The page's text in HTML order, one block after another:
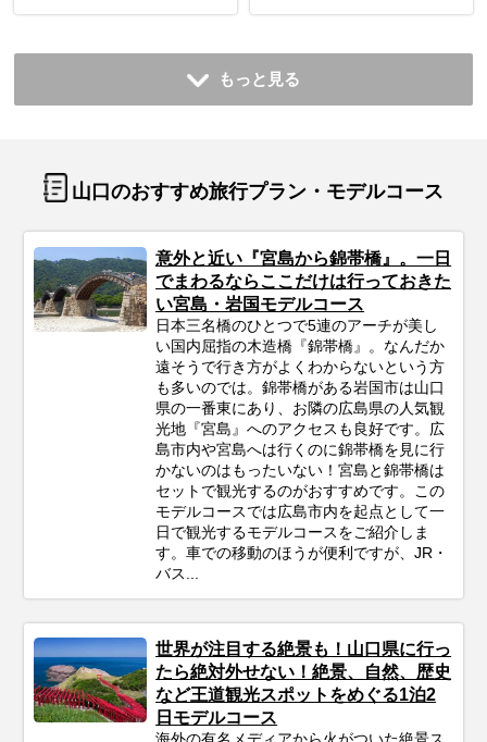
もっと見る
山口のおすすめ旅行プラン・モデルコース
意外と近い『宮島から錦帯橋』。一日
でまわるならここだけは行っておきた
い宮島・岩国モデルコース
日本三名橋のひとつで5連のアーチが美し
い国内屈指の木造橋『錦帯橋』。なんだか
遠そうで行き方がよくわからないという方
も多いのでは。錦帯橋がある岩国市は山口
県の一番東にあり、お隣の広島県の人気観
光地『宮島』へのアクセスも良好です。広
島市内や宮島へは行くのに錦帯橋を見に行
かないのはもったいない！宮島と錦帯橋は
セットで観光するのがおすすめです。この
モデルコースでは広島市内を起点として一
日で観光するモデルコースをご紹介しま
す。車での移動のほうが便利ですが、JR・
バス...
世界が注目する絶景も！山口県に行っ
たら絶対外せない！絶景、自然、歴史
など王道観光スポットをめぐる1泊2
日モデルコース